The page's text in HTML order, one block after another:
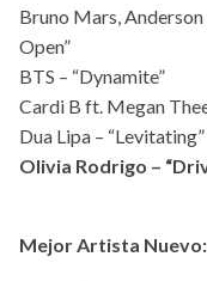
Bruno Mars, Anderson
Open”
BTS – “Dynamite”
Cardi B ft. Megan
Dua Lipa – “Levitating”
Olivia Rodrigo –
Mejor Artista Nuevo: